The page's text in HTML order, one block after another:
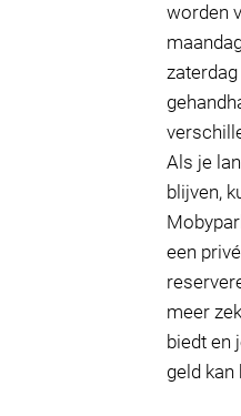
worden
zaterdag
Als je
blijven,
een
meer
biedt en
geld kan